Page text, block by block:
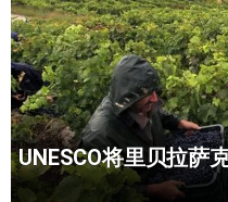
UNESCO将里贝拉萨